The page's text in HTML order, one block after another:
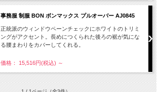
事務服 制服 BON ボンマックス プルオーバー AJ0845
正統派のウィンドウペーンチェックにホワイトのトリミ
ングがアクセント。長めにつくられた後ろの裾が気にな
る腰まわりをカバーしてくれる。
価格： 15,516円(税込) ～